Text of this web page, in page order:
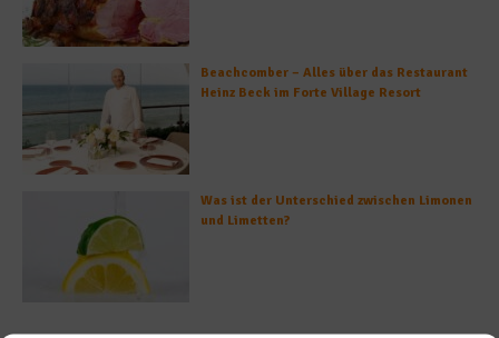
Beachcomber – Alles über das Restaurant
Heinz Beck im Forte Village Resort
Was ist der Unterschied zwischen Limonen
und Limetten?